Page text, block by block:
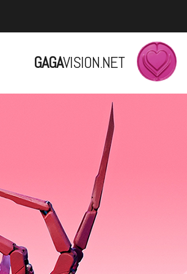
GAGAVISION.NET